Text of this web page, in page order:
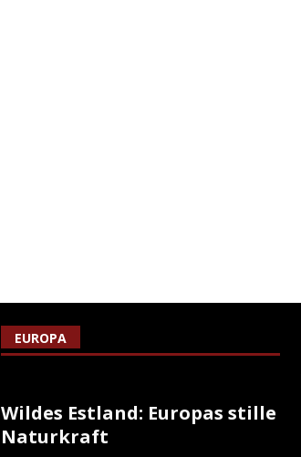
EUROPA
Wildes Estland: Europas stille
Naturkraft